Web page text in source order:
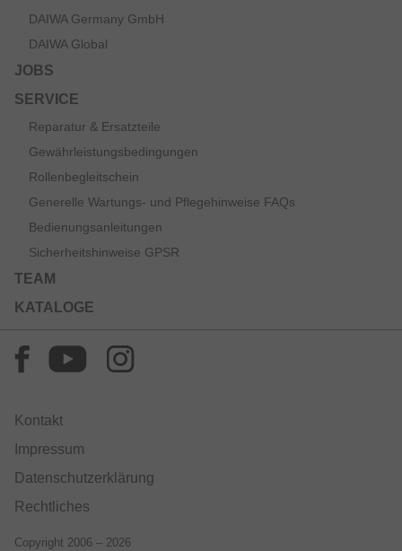
DAIWA Germany GmbH
DAIWA Global
JOBS
SERVICE
Reparatur & Ersatzteile
Gewährleistungsbedingungen
Rollenbegleitschein
Generelle Wartungs- und Pflegehinweise FAQs
Bedienungsanleitungen
Sicherheitshinweise GPSR
TEAM
KATALOGE
Kontakt
Impressum
Datenschutzerklärung
Rechtliches
Copyright 2006 – 2026